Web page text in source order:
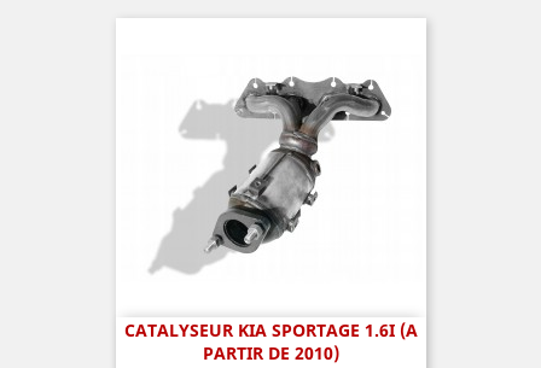
CATALYSEUR KIA SPORTAGE 1.6I (A
PARTIR DE 2010)